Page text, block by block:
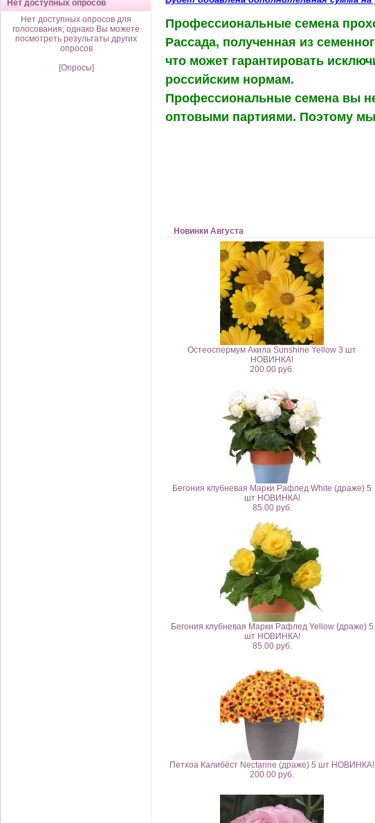
Нет доступных опросов
Нет доступных опросов для
голосования, однако Вы можете
посмотреть результаты других
опросов
[Опросы]
Профессиональные семена
Рассада, полученная из
что может гарантировать
российским нормам.
Профессиональные семена вы
оптовыми партиями. Поэтому
Новинки Августа
Остеоспермум Акила Sunshine Yellow 3 шт
НОВИНКА!
200.00 руб.
Бегония клубневая Марки Рафлед White (драже) 5
шт НОВИНКА!
85.00 руб.
Бегония клубневая Марки Рафлед Yellow (драже) 5
шт НОВИНКА!
85.00 руб.
Петхоа Калибёст Nectarine (драже) 5 шт НОВИНКА!
200.00 руб.